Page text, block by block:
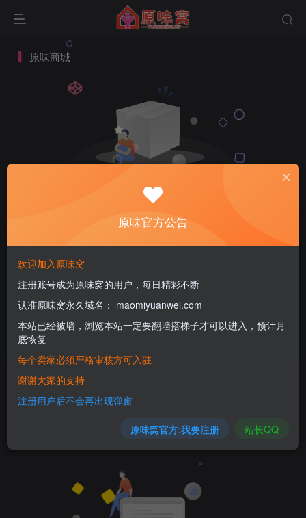
原味商城
暂无内容
袜子
排序 更新
原味官方公告
欢迎加入原味窝
注册账号成为原味窝的用户，每日精彩不断
认准原味窝永久域名： maomiyuanwei.com
本站已经被墙，浏览本站一定要翻墙搭梯子才可以进入，预计月
底恢复
每个卖家必须严格审核方可入驻
谢谢大家的支持
注册用户后不会再出现弹窗
原味窝官方:我要注册 站长QQ